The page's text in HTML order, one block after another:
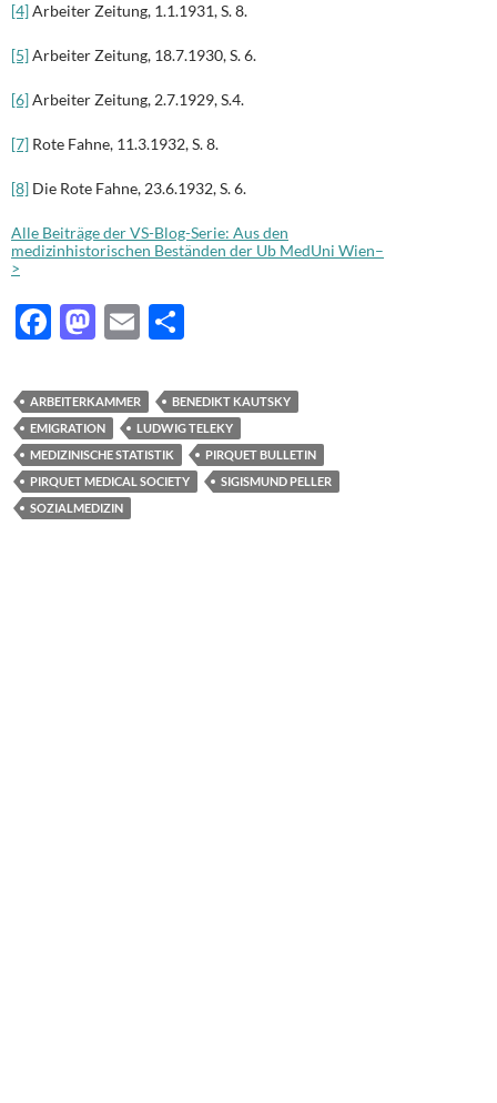
[4]Arbeiter Zeitung, 1.1.1931, S. 8.
[5]Arbeiter Zeitung, 18.7.1930, S. 6.
[6]Arbeiter Zeitung, 2.7.1929, S.4.
[7] Rote Fahne, 11.3.1932, S. 8.
[8] Die Rote Fahne, 23.6.1932, S. 6.
Alle Beiträge der VS-Blog-Serie: Aus den
medizinhistorischen Beständen der Ub MedUni Wien–
>
F
e
b
o
o
k
M
to
d
o
n
E
ail le
n
ARBEITERKAMMER
BENEDIKT KAUTSKY
EMIGRATION
LUDWIG TELEKY
MEDIZINISCHE STATISTIK
PIRQUET BULLETIN
PIRQUET MEDICAL SOCIETY
SIGISMUND PELLER
SOZIALMEDIZIN